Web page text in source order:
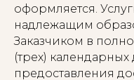
оформляется.
надлежащим
Заказчиком в
(трех)
предоставления